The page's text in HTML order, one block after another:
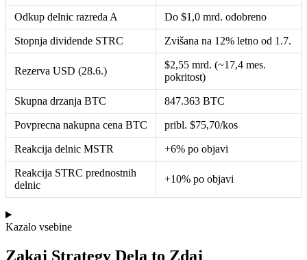
Odkup delnic razreda A Do $1,0 mrd. odobreno
Stopnja dividende STRC Zvišana na 12% letno od 1.7.
Rezerva USD (28.6.)
$2,55 mrd. (~17,4 mes.
pokritost)
Skupna drzanja BTC 847.363 BTC
Povprecna nakupna cena BTC pribl. $75,70/kos
Reakcija delnic MSTR +6% po objavi
Reakcija STRC prednostnih
delnic
+10% po objavi
Kazalo vsebine
Zakaj Strategy Dela to Zdaj